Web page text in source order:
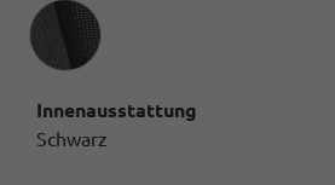
Innenausstattung
Innenausstattung
Schwarz